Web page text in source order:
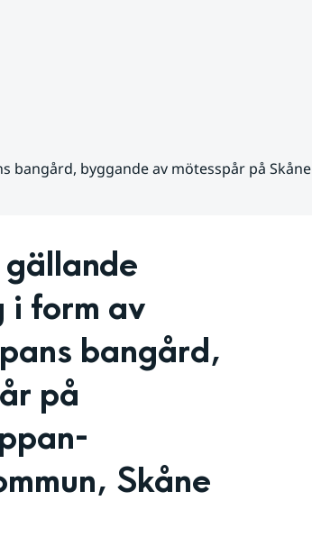
byggande av mötesspår på
i form av
bangård,
på
Skåne